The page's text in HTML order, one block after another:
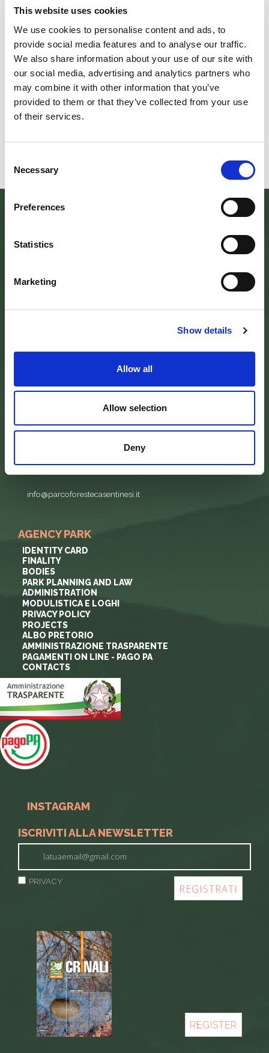
This website uses cookies
We use cookies to personalise content and ads, to
provide social media features and to analyse our traffic.
We also share information about your use of our site with
our social media, advertising and analytics partners who
may combine it with other information that you’ve
provided to them or that they’ve collected from your use
of their services.
Selection
Necessary
Preferences
Statistics
Marketing
Show details
Allow all
Allow selection
Deny
Il futuro della memoria
UN FESTIVAL DIFFUSOper
scoprire/coltivare/lo spirito/della
vallePASSI NEL BUIO: NELLA "VALLE
DELLE LUCCIOLE" 13
Monte
Dall’11 al 19
percorre solo
Guide Consigliate
52015 Pratovecchio - AR
tel.0575 50301
tel.0543 971375
info@parcoforestecasentinesi.it
AGENCY PARK
IDENTITY CARD
FINALITY
BODIES
PARK PLANNING AND LAW
ADMINISTRATION
MODULISTICA E LOGHI
PRIVACY POLICY
PROJECTS
ALBO PRETORIO
AMMINISTRAZIONE TRASPARENTE
PAGAMENTI ON LINE - PAGO PA
CONTACTS
INSTAGRAM
ISCRIVITI ALLA NEWSLETTER
PRIVACY
REGISTER